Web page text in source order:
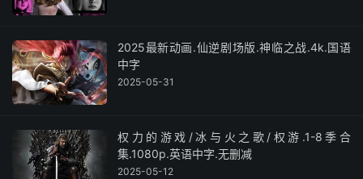
2025最新动画.仙逆剧场版.神临之战.4k.国语
中字
2025-05-31
权力的游戏/冰与火之歌/权游.1-8季合
集.1080p.英语中字.无删减
2025-05-12